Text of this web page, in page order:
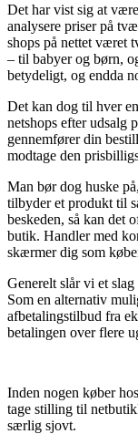
Det har vist sig at
analysere priser på
shops på nettet været
– til babyer og børn,
betydeligt, og endda
Det kan dog til hver
netshops efter udsalg
gennemfører din
modtage den
Man bør dog huske
tilbyder et produkt til
beskeden, så kan det
butik. Handler med
skærmer dig som
Generelt slår vi et
Som en alternativ
afbetalingstilbud fra
betalingen over flere
Inden nogen køber
tage stilling til
særlig sjovt.